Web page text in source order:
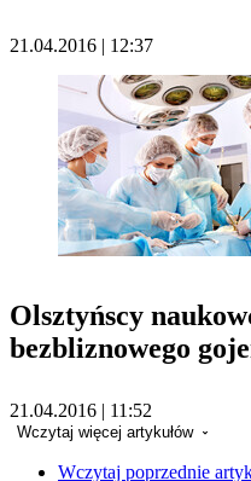
21.04.2016 | 12:37
Olsztyńscy
bezbliznowego
21.04.2016 | 11:52
Wczytaj więcej artykułów
Wczytaj poprzednie